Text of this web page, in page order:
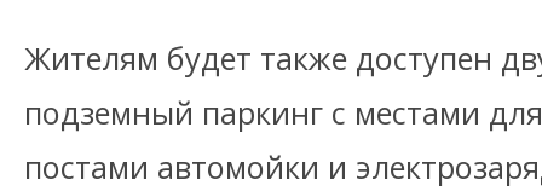
Жителям будет также доступен
подземный паркинг с местами
постами автомойки и